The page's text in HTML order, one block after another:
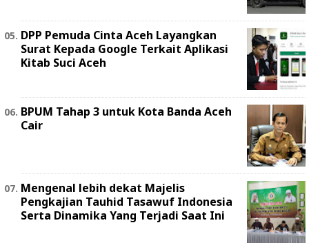
DPP Pemuda Cinta Aceh Layangkan
Surat Kepada Google Terkait Aplikasi
Kitab Suci Aceh
BPUM Tahap 3 untuk Kota Banda Aceh
Cair
Mengenal lebih dekat Majelis
Pengkajian Tauhid Tasawuf Indonesia
Serta Dinamika Yang Terjadi Saat Ini